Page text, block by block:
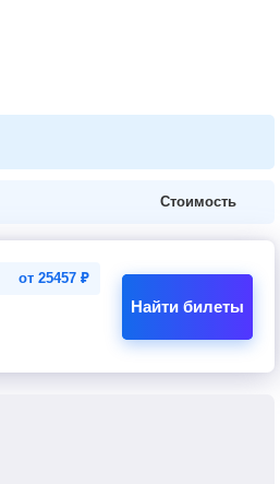
Стоимость
от 25457 ₽
Найти билеты